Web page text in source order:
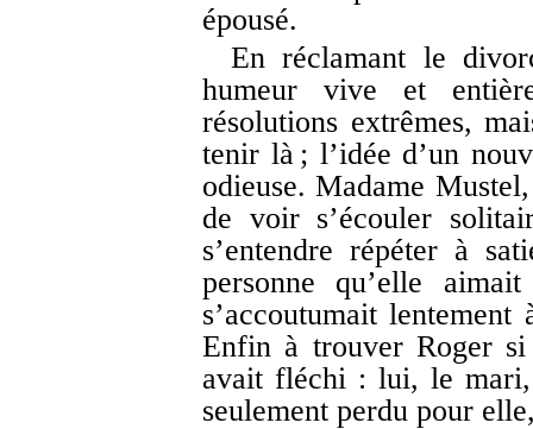
épousé.
En réclamant le
humeur vive et
résolutions extrêmes,
tenir là ; l’idée d’un
odieuse. Madame
de voir s’écouler
s’entendre répéter à
personne qu’elle
s’accoutumait
Enfin à trouver Roger
avait fléchi : lui, le mari,
seulement perdu pour